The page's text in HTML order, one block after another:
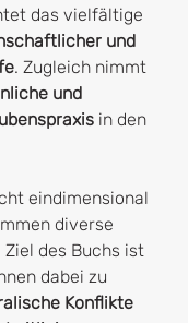
das vielfältige
und
. Zugleich nimmt
und
in den
eindimensional
diverse
des Buchs ist
dabei zu
Konflikte